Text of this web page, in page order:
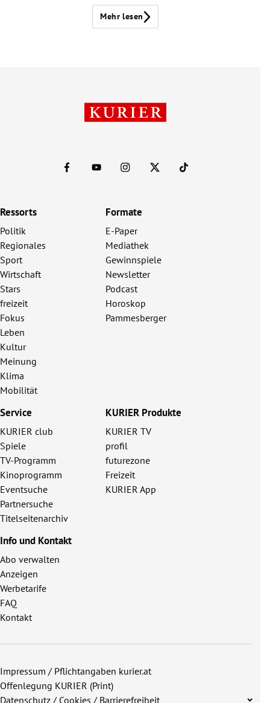
Mehr lesen
Ressorts
Politik
Regionales
Sport
Wirtschaft
Stars
freizeit
Fokus
Leben
Kultur
Meinung
Klima
Mobilität
Formate
E-Paper
Mediathek
Gewinnspiele
Newsletter
Podcast
Horoskop
Pammesberger
Service
KURIER club
Spiele
TV-Programm
Kinoprogramm
Eventsuche
Partnersuche
Titelseitenarchiv
KURIER Produkte
KURIER TV
profil
futurezone
Freizeit
KURIER App
Info und Kontakt
Abo verwalten
Anzeigen
Werbetarife
FAQ
Kontakt
Impressum / Pflichtangaben kurier.at
Offenlegung KURIER (Print)
Datenschutz / Cookies / Barrierefreiheit